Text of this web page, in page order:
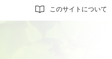
このサイトについて
サイト内検索